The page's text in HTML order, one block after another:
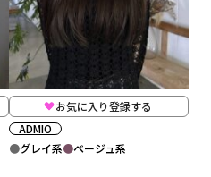
お気に入り登録する
ADMIO
グレイ系
ベージュ系